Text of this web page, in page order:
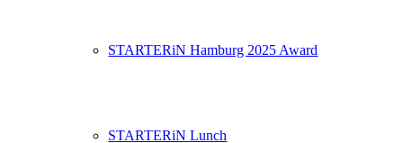
STARTERiN Hamburg 2025 Award
STARTERiN Lunch